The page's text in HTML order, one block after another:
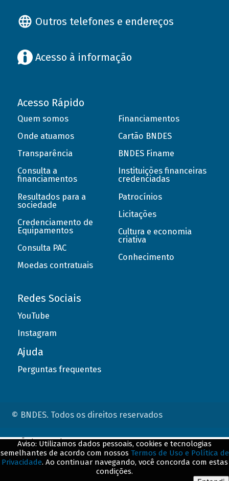
Outros telefones e endereços
Acesso à informação
Acesso Rápido
Quem somos
Onde atuamos
Transparência
Consulta a
financiamentos
Resultados para a
sociedade
Credenciamento de
Equipamentos
Consulta PAC
Moedas contratuais
Financiamentos
Cartão BNDES
BNDES Finame
Instituições financeiras
credenciadas
Patrocínios
Licitações
Cultura e economia
criativa
Conhecimento
Redes Sociais
YouTube
Instagram
Ajuda
Perguntas frequentes
© BNDES. Todos os direitos reservados
Aviso: Utilizamos dados pessoais, cookies e tecnologias
semelhantes de acordo com nossos Termos de Uso e Política de
Privacidade. Ao continuar navegando, você concorda com estas
condições.
ConteÃºdo complementar
${title}${badge}